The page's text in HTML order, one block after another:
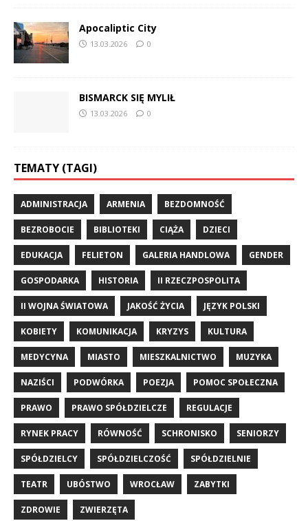
Apocaliptic City
13.03.2026 0
BISMARCK SIĘ MYLIŁ
13.03.2026 0
TEMATY (TAGI)
ADMINISTRACJA ARMENIA BEZDOMNOŚĆ
BEZROBOCIE BIBLIOTEKI CIĄŻA DZIECI
EDUKACJA FELIETON GALERIA HANDLOWA GENDER
GOSPODARKA HISTORIA II RZECZPOSPOLITA
II WOJNA ŚWIATOWA JAKOŚĆ ŻYCIA JĘZYK POLSKI
KOBIETY KOMUNIKACJA KRYZYS KULTURA
MEDYCYNA MIASTO MIESZKALNICTWO MUZYKA
NAZIŚCI PODWÓRKA POEZJA POMOC SPOŁECZNA
PRAWO PRAWO SPÓŁDZIELCZE REGULACJE
RYNEK PRACY RÓWNOŚĆ SCHRONISKO SENIORZY
SPÓŁDZIELCY SPÓŁDZIELCZOŚĆ SPÓŁDZIELNIE
TEATR UBÓSTWO WROCŁAW ZABYTKI
ZDROWIE ZWIERZĘTA